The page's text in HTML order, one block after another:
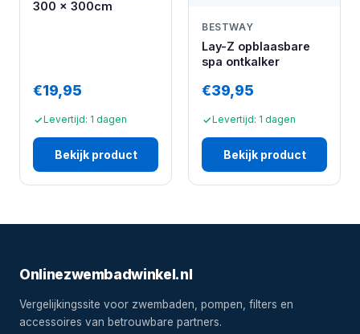
300 x 300cm
€19,95
Levertijd: 1 dagen
Bekijk product
BESTWAY
Lay-Z opblaasbare
spa ontkalker
€39,95
Levertijd: 1 dagen
Bekijk product
Onlinezwembadwinkel.nl
Vergelijkingssite voor zwembaden, pompen, filters en
accessoires van betrouwbare partners.